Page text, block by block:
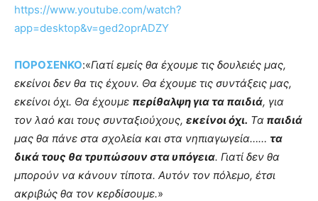
pain.
pornhun
hd
https://www.youtube.com/watch?
app=desktop&v=ged2oprADZY
ΠΟΡΟΣΕΝΚΟ:«Γιατί εμείς θα έχουμε τις δουλειές μας,
εκείνοι δεν θα τις έχουν. Θα έχουμε τις συντάξεις μας,
εκείνοι όχι. Θα έχουμε περίθαλψη για τα παιδιά, για
τον λαό και τους συνταξιούχους, εκείνοι όχι. Τα παιδιά
μας θα πάνε στα σχολεία και στα νηπιαγωγεία…… τα
δικά τους θα τρυπώσουν στα υπόγεια. Γιατί δεν θα
μπορούν να κάνουν τίποτα. Αυτόν τον πόλεμο, έτσι
ακριβώς θα τον κερδίσουμε.»